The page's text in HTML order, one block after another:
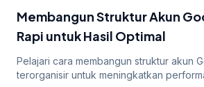
Membangun Struktur Akun
Rapi untuk Hasil Optimal
Pelajari cara membangun struktur akun
terorganisir untuk meningkatkan